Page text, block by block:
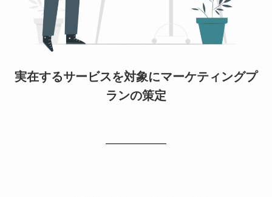
実在するサービスを対象にマーケティングプ
ランの策定